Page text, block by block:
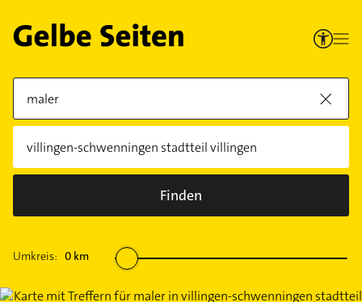
Finden
Umkreis: 0 km